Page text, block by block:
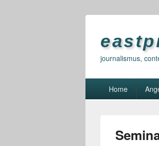
journalismus,
Home